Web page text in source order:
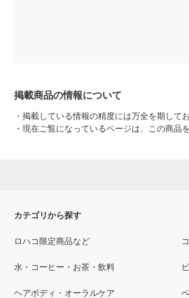
掲載商品の情報について
・ 掲載している情報の精度には万全を期して
・ 現在ご覧になっているページは、この商品
カテゴリから探す
ロハコ限定商品など
水・コーヒー・お茶・飲料
ヘアボディ・オーラルケア